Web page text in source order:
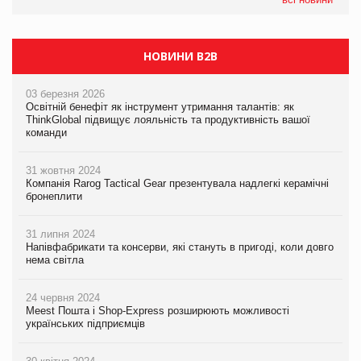
НОВИНИ B2B
03 березня 2026
Освітній бенефіт як інструмент утримання талантів: як
ThinkGlobal підвищує лояльність та продуктивність вашої
команди
31 жовтня 2024
Компанія Rarog Tactical Gear презентувала надлегкі керамічні
бронеплити
31 липня 2024
Напівфабрикати та консерви, які стануть в пригоді, коли довго
нема світла
24 червня 2024
Meest Пошта і Shop-Express розширюють можливості
українських підприємців